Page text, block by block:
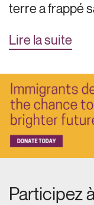
terre a frappé
Lire la suite
Participez